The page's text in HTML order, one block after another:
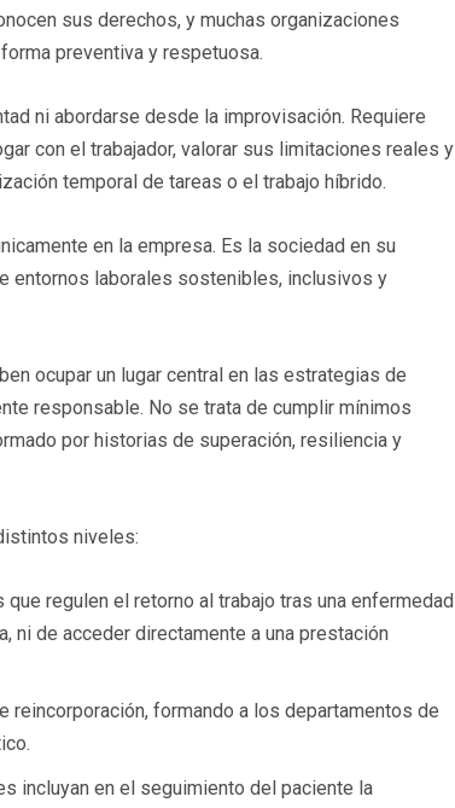
sus derechos, y muchas organizaciones
preventiva y respetuosa.
ni abordarse desde la improvisación. Requiere
con el trabajador, valorar sus limitaciones reales y
temporal de tareas o el trabajo híbrido.
en la empresa. Es la sociedad en su
entornos laborales sostenibles, inclusivos y
ocupar un lugar central en las estrategias de
responsable. No se trata de cumplir mínimos
por historias de superación, resiliencia y
niveles:
regulen el retorno al trabajo tras una enfermedad
ni de acceder directamente a una prestación
reincorporación, formando a los departamentos de
incluyan en el seguimiento del paciente la